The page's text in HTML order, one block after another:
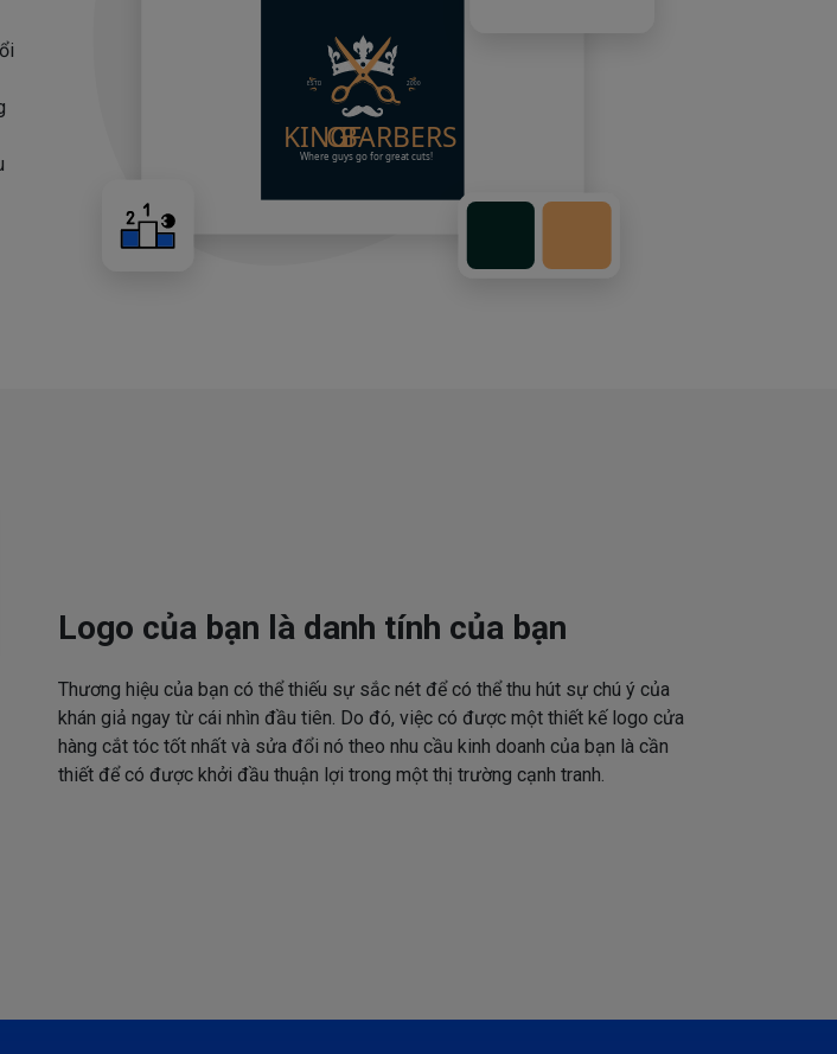
Logo của bạn là danh tính của bạn
Thương hiệu của bạn có thể thiếu sự sắc nét để có thể thu hút sự chú ý của
khán giả ngay từ cái nhìn đầu tiên. Do đó, việc có được một thiết kế logo cửa
hàng cắt tóc tốt nhất và sửa đổi nó theo nhu cầu kinh doanh của bạn là cần
thiết để có được khởi đầu thuận lợi trong một thị trường cạnh tranh.